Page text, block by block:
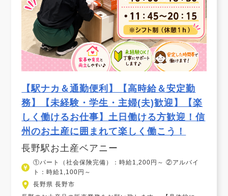
【駅ナカ＆通勤便利】【高時給＆安定勤
務】【未経験・学生・主婦(夫)歓迎】【楽
しく働けるお仕事】土日働ける方歓迎！信
州のお土産に囲まれて楽しく働こう！
長野駅お土産ベアニー
①パート（社会保険完備）：時給1,200円～ ②アルバイ
ト：時給1,100円～
長野県 長野市